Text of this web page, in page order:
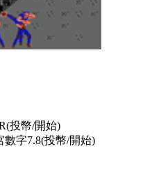
投幣/開始)
數字7.8(投幣/開始)